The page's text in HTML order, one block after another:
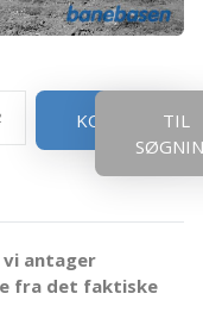
KOPIER
TIL
antager
fra det faktiske